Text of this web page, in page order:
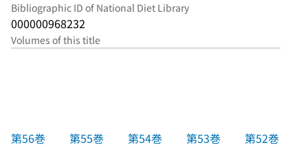
Bibliographic ID of National Diet Library
000000968232
Volumes of this title
第56巻 第55巻 第54巻 第53巻 第52巻